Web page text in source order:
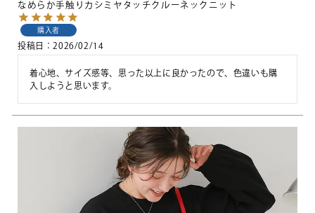
なめらか手触りカシミヤタッチクルーネックニット
購入者
投稿日 2026/02/14
着心地、サイズ感等、思った以上に良かったので、色違いも購
入しようと思います。